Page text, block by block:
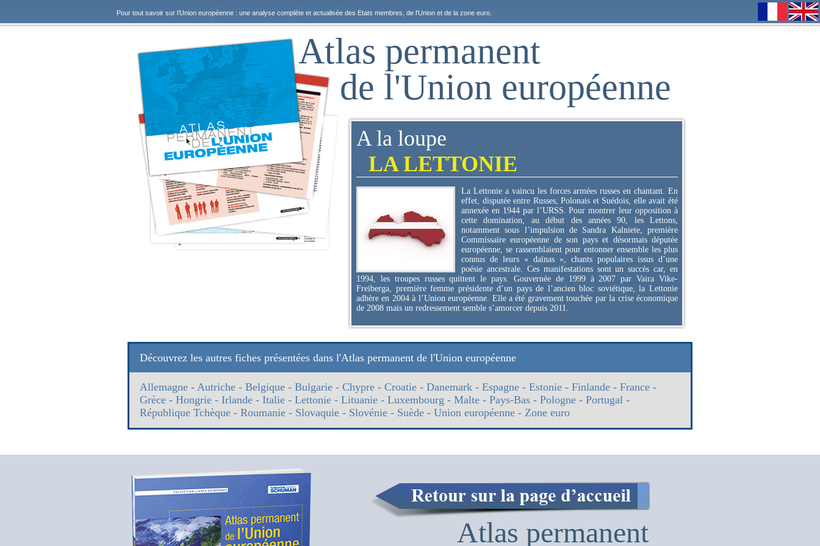
Pour tout savoir sur l’Union européenne : une analyse complète et actualisée des Etats membres, de l'Union et de la zone euro.
Atlas permanent
de l'Union européenne
A la loupe
LA LETTONIE
La Lettonie a vaincu les forces armées russes en chantant. En
effet, disputée entre Russes, Polonais et Suédois, elle avait été
annexée en 1944 par l’URSS. Pour montrer leur opposition à
cette domination, au début des années 90, les Lettons,
notamment sous l’impulsion de Sandra Kalniete, première
Commissaire européenne de son pays et désormais députée
européenne, se rassemblaient pour entonner ensemble les plus
connus de leurs « daïnas », chants populaires issus d’une
poésie ancestrale. Ces manifestations sont un succès car, en
1994, les troupes russes quittent le pays. Gouvernée de 1999 à 2007 par Vaira Vike-
Freiberga, première femme présidente d’un pays de l’ancien bloc soviétique, la Lettonie
adhère en 2004 à l’Union européenne. Elle a été gravement touchée par la crise économique
de 2008 mais un redressement semble s’amorcer depuis 2011.
Découvrez les autres fiches présentées dans l'Atlas permanent de l'Union européenne
Allemagne - Autriche - Belgique - Bulgarie - Chypre - Croatie - Danemark - Espagne - Estonie - Finlande - France -
Grèce - Hongrie - Irlande - Italie - Lettonie - Lituanie - Luxembourg - Malte - Pays-Bas - Pologne - Portugal -
République Tchèque - Roumanie - Slovaquie - Slovénie - Suède - Union européenne - Zone euro
Atlas permanent